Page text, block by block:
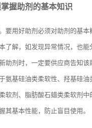
握助剂的基本知识
要用好助剂必须对助剂的基本
了解，如发现异常情况，也
助剂时，一定要供应商告知
氨基硅油类柔软性、羟基硅
软剂、脂肪酸石蜡类柔软剂
其基本性能，防止盲目使用。